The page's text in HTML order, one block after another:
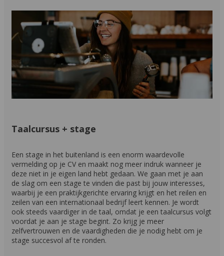
Taalcursus + stage
Een stage in het buitenland is een enorm waardevolle
vermelding op je CV en maakt nog meer indruk wanneer je
deze niet in je eigen land hebt gedaan. We gaan met je aan
de slag om een stage te vinden die past bij jouw interesses,
waarbij je een praktijkgerichte ervaring krijgt en het reilen en
zeilen van een internationaal bedrijf leert kennen. Je wordt
ook steeds vaardiger in de taal, omdat je een taalcursus volgt
voordat je aan je stage begint. Zo krijg je meer
zelfvertrouwen en de vaardigheden die je nodig hebt om je
stage succesvol af te ronden.